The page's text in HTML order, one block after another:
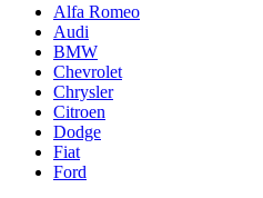
Alfa Romeo
Audi
BMW
Chevrolet
Chrysler
Citroen
Dodge
Fiat
Ford